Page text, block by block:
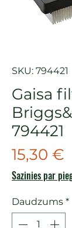
SKU: 794421
Gaisa
794421
15,30 €
Sazinies par
Daudzums *